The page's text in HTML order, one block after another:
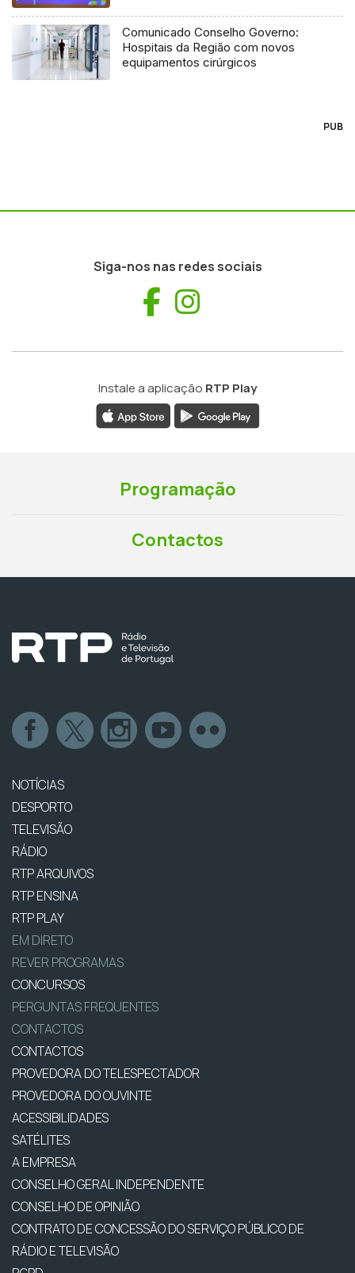
Comunicado Conselho Governo:
Hospitais da Região com novos
equipamentos cirúrgicos
PUB
Siga-nos nas redes sociais
Facebook
Instale a aplicação RTP Play
Programação
Contactos
NOTÍCIAS
DESPORTO
TELEVISÃO
RÁDIO
RTP ARQUIVOS
RTP ENSINA
RTP PLAY
EM DIRETO
REVER PROGRAMAS
CONCURSOS
PERGUNTAS FREQUENTES
CONTACTOS
CONTACTOS
PROVEDORA DO TELESPECTADOR
PROVEDORA DO OUVINTE
ACESSIBILIDADES
SATÉLITES
A EMPRESA
CONSELHO GERAL INDEPENDENTE
CONSELHO DE OPINIÃO
CONTRATO DE CONCESSÃO DO SERVIÇO PÚBLICO DE
RÁDIO E TELEVISÃO